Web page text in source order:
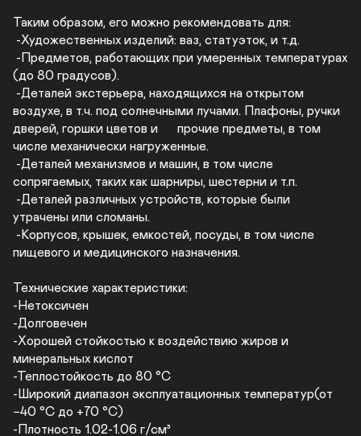
Таким образом, его можно рекомендовать для:
(до 80 градусов).
воздухе, в т.ч. под солнечными лучами. Плафоны, ручки
дверей, горшки цветов и      прочие предметы, в том
числе механически нагруженные.
сопрягаемых, таких как шарниры, шестерни и т.п.
утрачены или сломаны.
пищевого и медицинского назначения.
Технические характеристики:
-Нетоксичен
-Долговечен
-Хорошей стойкостью к воздействию жиров и
минеральных кислот
-Теплостойкость до 80 °C
-Широкий диапазон эксплуатационных температур(от
−40 °C до +70 °C)
-Плотность 1.02-1.06 г/см³